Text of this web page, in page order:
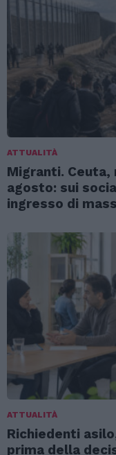
ATTUALITÀ
Migranti. Ceuta,
agosto: sui
ingresso di
ATTUALITÀ
Richiedenti
prima della